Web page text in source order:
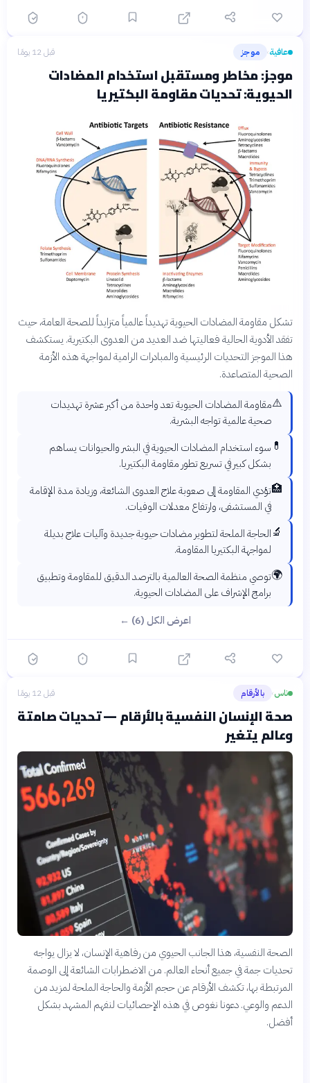
عافية› موجز قبل 12 يومًا
موجز: مخاطر ومستقبل استخدام المضادات
الحيوية: تحديات مقاومة البكتيريا
تشكل مقاومة المضادات الحيوية تهديداً عالمياً متزايداً للصحة العامة، حيث
تفقد الأدوية الحالية فعاليتها ضد العديد من العدوى البكتيرية. يستكشف
هذا الموجز التحديات الرئيسية والمبادرات الرامية لمواجهة هذه الأزمة
الصحية المتصاعدة.
⚠️مقاومة المضادات الحيوية تعد واحدة من أكبر عشرة تهديدات
صحية عالمية تواجه البشرية.
💊 سوء استخدام المضادات الحيوية في البشر والحيوانات يساهم
بشكل كبير في تسريع تطور مقاومة البكتيريا.
🏥تؤدي المقاومة إلى صعوبة علاج العدوى الشائعة، وزيادة مدة الإقامة
في المستشفى، وارتفاع معدلات الوفيات.
🔬الحاجة الملحة لتطوير مضادات حيوية جديدة وآليات علاج بديلة
لمواجهة البكتيريا المقاومة.
🌍توصي منظمة الصحة العالمية بالترصد الدقيق للمقاومة وتطبيق
برامج الإشراف على المضادات الحيوية.
اعرض الكل (6) ←
ناس› بالأرقام قبل 12 يومًا
صحة الإنسان النفسية بالأرقام — تحديات صامتة
وعالم يتغير
الصحة النفسية، هذا الجانب الحيوي من رفاهية الإنسان، لا يزال يواجه
تحديات جمة في جميع أنحاء العالم. من الاضطرابات الشائعة إلى الوصمة
المرتبطة بها، تكشف الأرقام عن حجم الأزمة والحاجة الملحة لمزيد من
الدعم والوعي. دعونا نغوص في هذه الإحصائيات لنفهم المشهد بشكل
أفضل.